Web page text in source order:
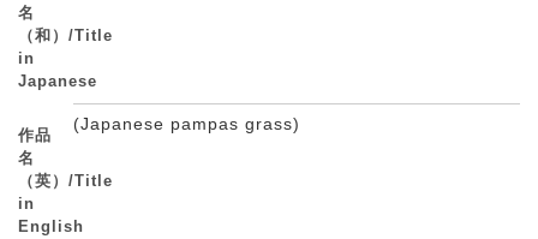
名
（和）/Title
in
Japanese
作品
名
（英）/Title
in
English
(Japanese pampas grass)